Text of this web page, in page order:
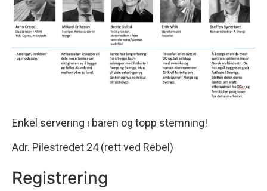
Enkel servering i baren og topp stemning!
Adr. Pilestredet 24 (rett ved Rebel)
Registrering